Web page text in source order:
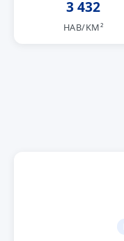
3 432
HAB/KM²